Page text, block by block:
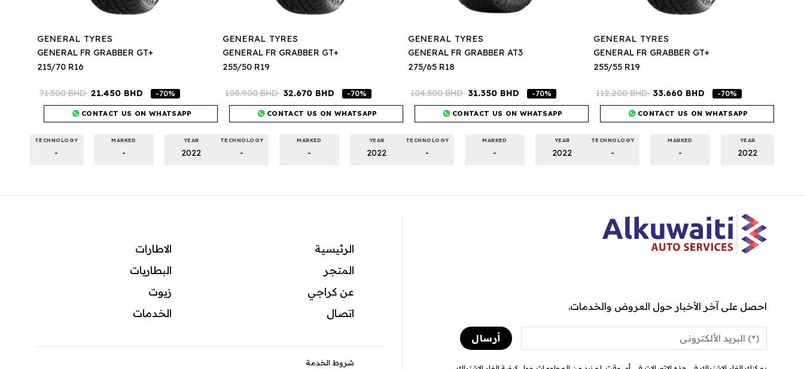
GENERAL TYRES
GENERAL FR GRABBER GT+
255/55 R19
112.200BHD 33.660 BHD -70%
CONTACT US ON WHATSAPP
YEAR
2022
MARKED
-
TECHNOLOGY
-
GENERAL TYRES
GENERAL FR GRABBER AT3
275/65 R18
104.500BHD 31.350 BHD -70%
CONTACT US ON WHATSAPP
YEAR
2022
MARKED
-
TECHNOLOGY
-
GENERAL TYRES
GENERAL FR GRABBER GT+
255/50 R19
108.900BHD 32.670 BHD -70%
CONTACT US ON WHATSAPP
YEAR
2022
MARKED
-
TECHNOLOGY
-
GENERAL TYRES
GENERAL FR GRABBER GT+
215/70 R16
71.500BHD 21.450 BHD -70%
CONTACT US ON WHATSAPP
YEAR
2022
MARKED
-
TECHNOLOGY
-
احصل على آخر الأخبار حول العروض والخدمات.
الرئيسية
المتجر
عن كراجي
اتصال
الاطارات
البطاريات
زيوت
الخدمات
شروط الخدمة